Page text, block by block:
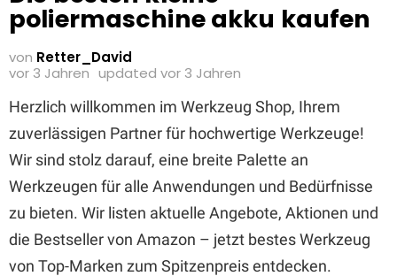
poliermaschine akku kaufen
von Retter_David
vor 3 Jahren updated vor 3 Jahren
Herzlich willkommen im Werkzeug Shop, Ihrem
zuverlässigen Partner für hochwertige Werkzeuge!
Wir sind stolz darauf, eine breite Palette an
Werkzeugen für alle Anwendungen und Bedürfnisse
zu bieten. Wir listen aktuelle Angebote, Aktionen und
die Bestseller von Amazon – jetzt bestes Werkzeug
von Top-Marken zum Spitzenpreis entdecken.